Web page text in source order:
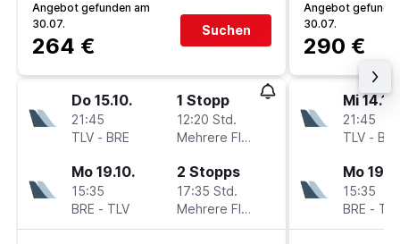
Angebot gefunden am
30.07.
264 €
Suchen
Do 15.10.
21:45
TLV - BRE
1 Stopp
12:20 Std.
Mehrere Fluglinien
Mo 19.10.
15:35
BRE - TLV
2 Stopps
17:35 Std.
Mehrere Fluglinien
Angebot
30.07.
290 €
Mi 14.10.
21:45
TLV - BRE
Mo
15:35
BRE - TLV